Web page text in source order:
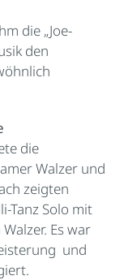
die „Joe-
den
die
Walzer und
zeigten
Tanz Solo mit
Es war
und